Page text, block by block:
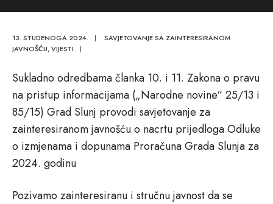
13. STUDENOGA 2024. |
SAVJETOVANJE SA ZAINTERESIRANOM
JAVNOŠĆU,VIJESTI |
Sukladno odredbama članka 10. i 11. Zakona o pravu
na pristup informacijama („Narodne novine“ 25/13 i
85/15) Grad Slunj provodi savjetovanje za
zainteresiranom javnošću o nacrtu prijedloga Odluke
o izmjenama i dopunama Proračuna Grada Slunja za
2024. godinu
Pozivamo zainteresiranu i stručnu javnost da se